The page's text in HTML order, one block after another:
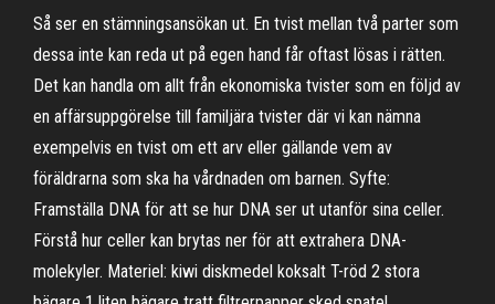
Så ser en stämningsansökan ut. En tvist mellan två parter som
dessa inte kan reda ut på egen hand får oftast lösas i rätten.
Det kan handla om allt från ekonomiska tvister som en följd av
en affärsuppgörelse till familjära tvister där vi kan nämna
exempelvis en tvist om ett arv eller gällande vem av
föräldrarna som ska ha vårdnaden om barnen. Syfte:
Framställa DNA för att se hur DNA ser ut utanför sina celler.
Förstå hur celler kan brytas ner för att extrahera DNA-
molekyler. Materiel: kiwi diskmedel koksalt T-röd 2 stora